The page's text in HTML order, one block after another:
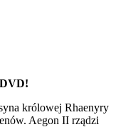
królowej Rhaenyry
Aegon II rządzi